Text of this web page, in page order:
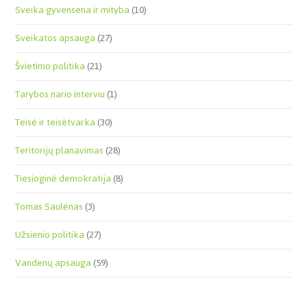
Sveika gyvensena ir mityba(10)
Sveikatos apsauga(27)
Švietimo politika(21)
Tarybos nario interviu(1)
Teisė ir teisėtvarka(30)
Teritorijų planavimas(28)
Tiesioginė demokratija(8)
Tomas Saulėnas(3)
Užsienio politika(27)
Vandenų apsauga(59)